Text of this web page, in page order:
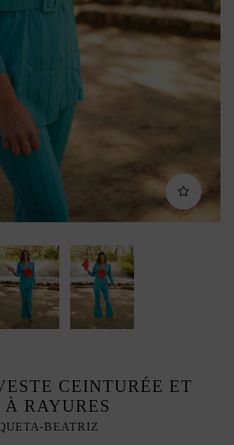
CEINTURÉE ET
RAYURES
BEATRIZ